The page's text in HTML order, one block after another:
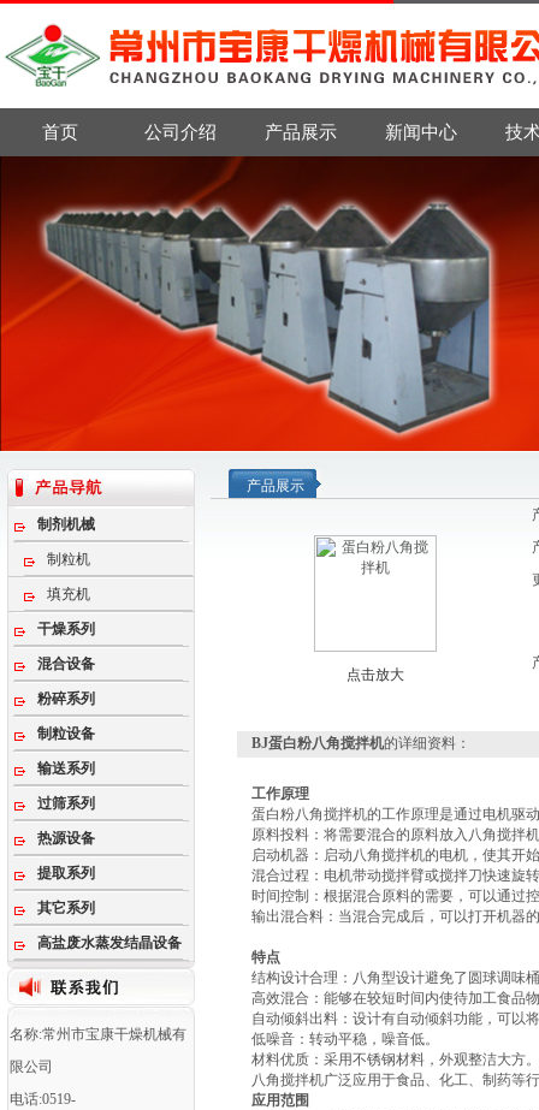
首页 公司介绍 产品展示 新闻中心 技
制剂机械
制粒机
填充机
干燥系列
混合设备
粉碎系列
制粒设备
输送系列
过筛系列
热源设备
提取系列
其它系列
高盐废水蒸发结晶设备
名称:常州市宝康干燥机械有
限公司
电话:0519-
产品展示
点击放大
BJ蛋白粉八角搅拌机的详细资料：
工作原理
蛋白粉八角搅拌机的工作原理‌是通过电机驱
原料投料‌：将需要混合的原料放入八角搅拌
启动机器‌：启动八角搅拌机的电机，使其开
混合过程‌：电机带动搅拌臂或搅拌刀快速旋
时间控制‌：根据混合原料的需要，可以通过
输出混合料‌：当混合完成后，可以打开机器
特点
结构设计合理‌：八角型设计避免了圆球调味
高效混合‌：能够在较短时间内使待加工食品
自动倾斜出料‌：设计有自动倾斜功能，可以
‌低噪音‌：转动平稳，噪音低。
‌材料优质‌：采用不锈钢材料，外观整洁大方‌。
八角搅拌机广泛应用于食品、化工、制药等
‌应用范围